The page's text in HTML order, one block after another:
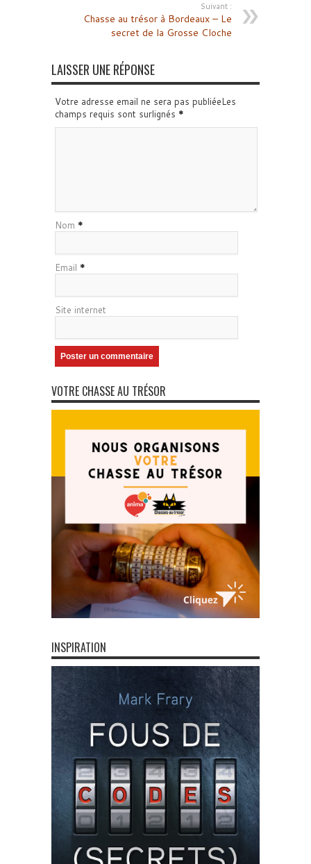
Suivant :
Chasse au trésor à Bordeaux – Le
secret de la Grosse Cloche
LAISSER UNE RÉPONSE
Votre adresse email ne sera pas publiéeLes
champs requis sont surlignés *
Nom *
Email *
Site internet
VOTRE CHASSE AU TRÉSOR
INSPIRATION